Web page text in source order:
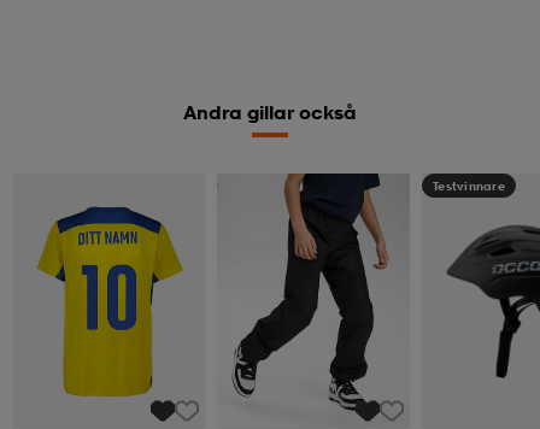
Andra gillar också
Kampanj -25% Testvinnare